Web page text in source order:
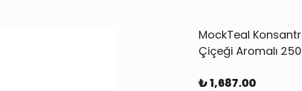
MockTeal
Çiçeği Aromalı
₺ 1,687.00